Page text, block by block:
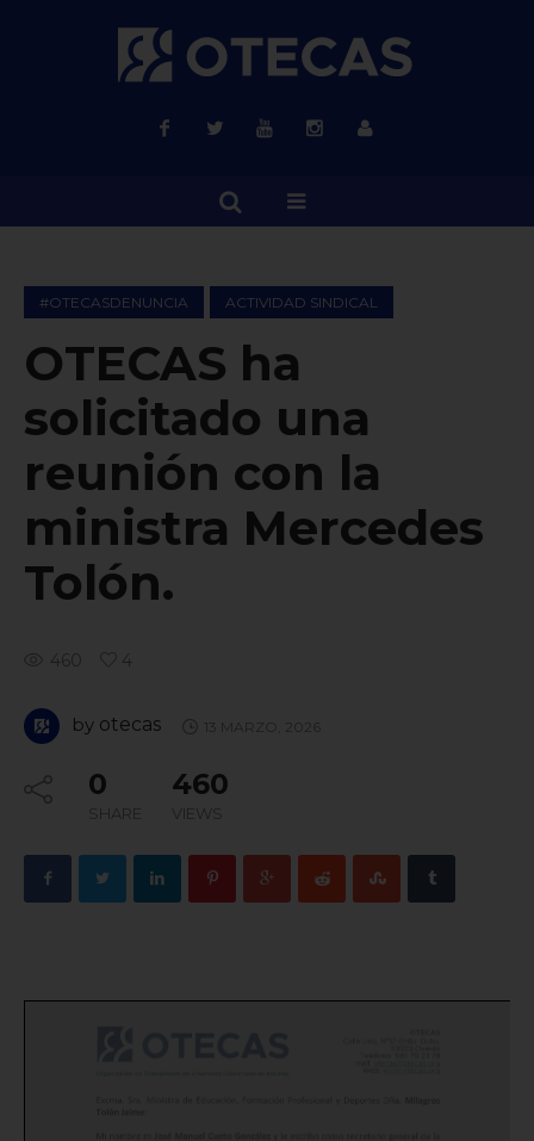
#OTECASDENUNCIA ACTIVIDAD SINDICAL
OTECAS ha
solicitado una
reunión con la
ministra Mercedes
Tolón.
460 4
by otecas 13 MARZO, 2026
0
SHARE
460
VIEWS